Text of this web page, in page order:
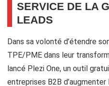
SERVICE DE LA
LEADS
Dans sa volonté d’étendre
TPE/PME dans leur
lancé Plezi One, un outil
entreprises B2B